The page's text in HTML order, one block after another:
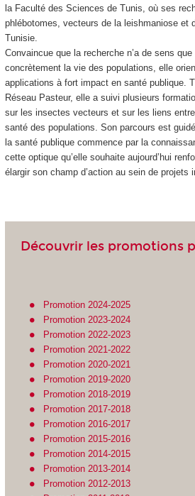
la Faculté des Sciences de Tunis, où ses
phlébotomes, vecteurs de la leishmaniose et
Tunisie.
Convaincue que la recherche n’a de sens
concrètement la vie des populations, elle
applications à fort impact en santé publique.
Réseau Pasteur, elle a suivi plusieurs
sur les insectes vecteurs et sur les liens
santé des populations. Son parcours est
la santé publique commence par la
cette optique qu’elle souhaite aujourd’hui
élargir son champ d’action au sein de projets
Découvrir les promotions
Promotion 2024-2025
Promotion 2023-2024
Promotion 2022-2023
Promotion 2021-2022
Promotion 2020-2021
Promotion 2019-2020
Promotion 2018-2019
Promotion 2017-2018
Promotion 2016-2017
Promotion 2015-2016
Promotion 2014-2015
Promotion 2013-2014
Promotion 2012-2013